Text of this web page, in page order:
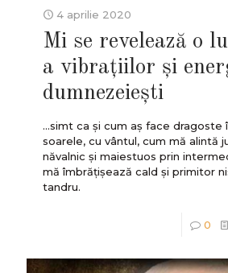
4 aprilie 2020
Mi se revelează o
a vibrațiilor și
dumnezeieşti
...simt ca și cum aş face dragoste
soarele, cu vântul, cum mă alintă
năvalnic și maiestuos prin
mă îmbrățișează cald și primitor
tandru.
0